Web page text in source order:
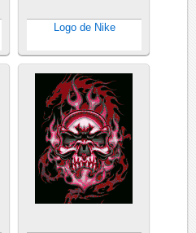
Logo de Nike